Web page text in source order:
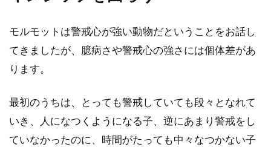
モルモットは警戒心が強い動物だということをお話し
てきましたが、臆病さや警戒心の強さには個体差があ
ります。
最初のうちは、とっても警戒していても段々となれて
いき、人になつくようになる子、逆にあまり警戒をし
ていなかったのに、時間がたっても中々なつかない子